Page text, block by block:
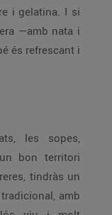
i gelatina. I si
—amb nata i
és refrescant i
les sopes,
bon territori
tindràs un
amb